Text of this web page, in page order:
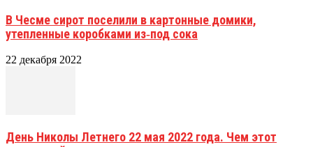
В Чесме сирот поселили в картонные домики,
утепленные коробками из‑под сока
22 декабря 2022
День Николы Летнего 22 мая 2022 года. Чем этот